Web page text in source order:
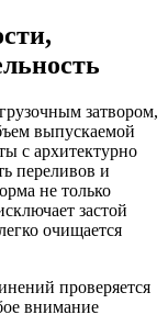
затвором,
выпускаемой
с архитектурно
переливов и
не только
застой
очищается
проверяется
внимание